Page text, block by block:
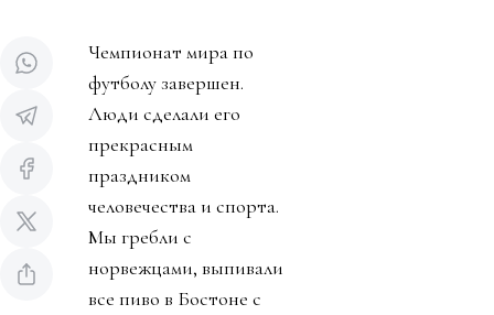
Чемпионат мира по
футболу завершен.
Люди сделали его
прекрасным
праздником
человечества и спорта.
Мы гребли с
норвежцами, выпивали
все пиво в Бостоне с